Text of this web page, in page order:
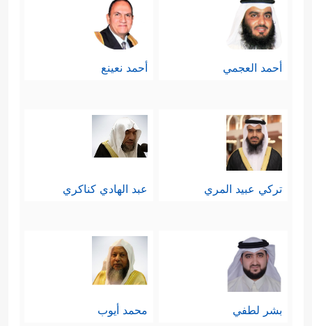
أحمد العجمي أحمد نعينع
تركي عبيد المري عبد الهادي كناكري
بشر لطفي محمد أيوب